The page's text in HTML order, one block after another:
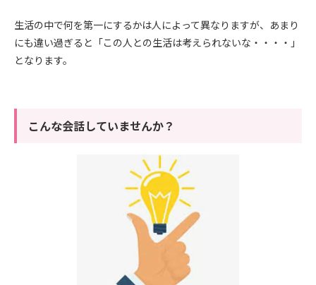
生活の中で何を第一にするかは人によって異なりますが、あまり
にも違い過ぎると「この人との生活は考えられないな・・・・」
となります。
こんな会話していませんか？